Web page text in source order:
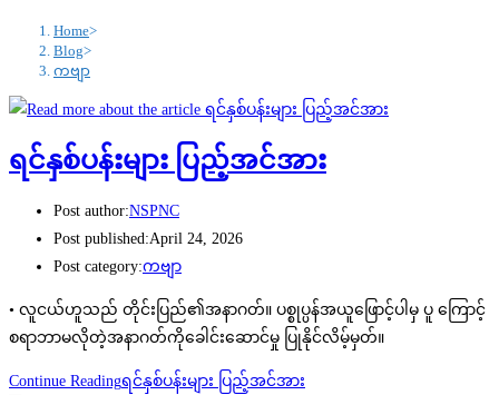
Home>
Blog>
ကဗျာ
ရင်နှစ်ပန်းများ ပြည့်အင်အား
Post author:NSPNC
Post published:April 24, 2026
Post category:ကဗျာ
• လူငယ်ဟူသည် တိုင်းပြည်၏အနာဂတ်။ ပစ္စုပ္ပန်အယူဖြောင့်ပါမှ ပူ ကြောင့်
စရာဘာမလိုတဲ့အနာဂတ်ကိုခေါင်းဆောင်မှု ပြုနိုင်လိမ့်မှတ်။
Continue Readingရင်နှစ်ပန်းများ ပြည့်အင်အား